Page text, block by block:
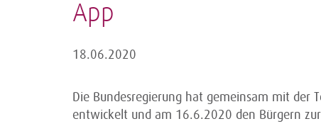
App
18.06.2020
Die Bundesregierung hat gemeinsam mit der
entwickelt und am 16.6.2020 den Bürgern